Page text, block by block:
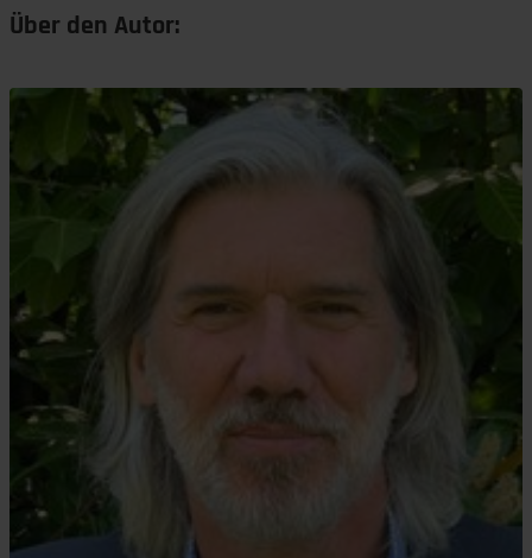
Über den Autor: